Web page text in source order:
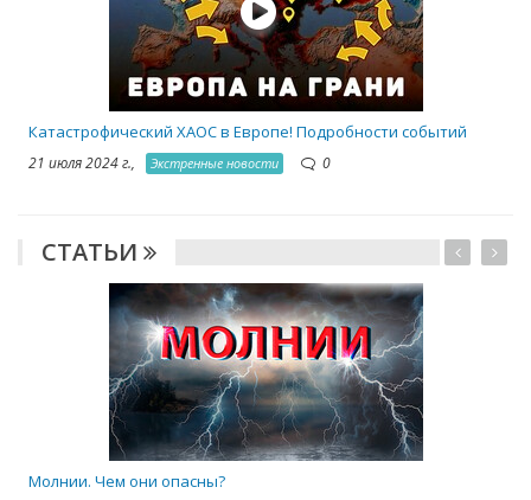
Катастрофический ХАОС в Европе! Подробности событий
21 июля 2024 г., Экстренные новости 0
СТАТЬИ
Молнии. Чем они опасны?